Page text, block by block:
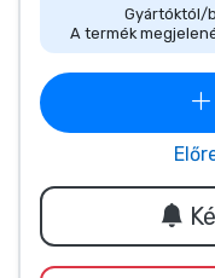
Gyártóktól/
A termék